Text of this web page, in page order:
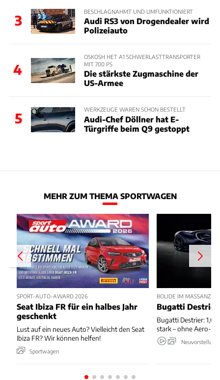
3
BESCHLAGNAHMT UND UMFUNKTIONIERT
Audi RS3 von Drogendealer wird
Polizeiauto
4
OSKOSH HET A1 SCHWERLASTTRANSPORTER
MIT 700 PS
Die stärkste Zugmaschine der
US-Armee
5
WERKZEUGE WAREN SCHON BESTELLT
Audi-Chef Döllner hat E-
Türgriffe beim Q9 gestoppt
MEHR ZUM THEMA SPORTWAGEN
SPORT-AUTO-AWARD 2026
Seat Ibiza FR für ein halbes Jahr
geschenkt
Lust auf ein neues Auto? Vielleicht den Seat
Ibiza FR? Wir können helfen!
Sportwagen
BOLIDE IM MASSANZUG
Bugatti
Bugatti Destrier: 1,00
stark – ohne Aero-